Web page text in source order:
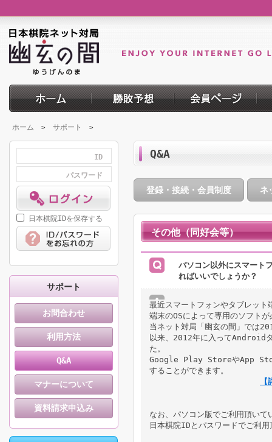
ホーム > サポート >
ID
パスワード
日本棋院IDを保存する
サポート
お問合わせ
利用方法
Q&A
マナーについて
資料請求申込み
Q&A
登録・接続・会員制度 ネ
その他（同好会等）
パソコン以外にスマート
ればいいでしょうか？
最近スマートフォンやタブレット
端末のOSによって専用のソフト
当ネット対局「幽玄の間」では
以来、2012年に入ってAndroid
た。
Google Play StoreやApp Store
することができます。
なお、パソコン版でご利用頂い
日本棋院IDとパスワードでご利用